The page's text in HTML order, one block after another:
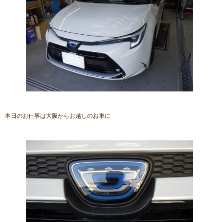
本日のお仕事は大阪からお越しのお車に